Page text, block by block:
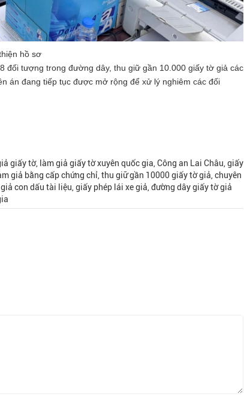
hồ sơ
đối tượng trong đường dây, thu giữ gần 10.000 giấy tờ giả các
án đang tiếp tục được mở rộng để xử lý nghiêm các đối
giấy tờ, làm giả giấy tờ xuyên quốc gia, Công an Lai Châu, giấy
giả bằng cấp chứng chỉ, thu giữ gần 10000 giấy tờ giả, chuyên
con dấu tài liệu, giấy phép lái xe giả, đường dây giấy tờ giả